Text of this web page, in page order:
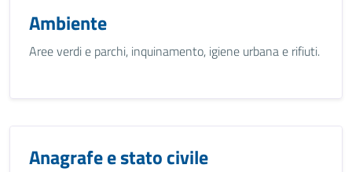
Ambiente
Aree verdi e parchi, inquinamento, igiene urbana e rifiuti.
Anagrafe e stato civile